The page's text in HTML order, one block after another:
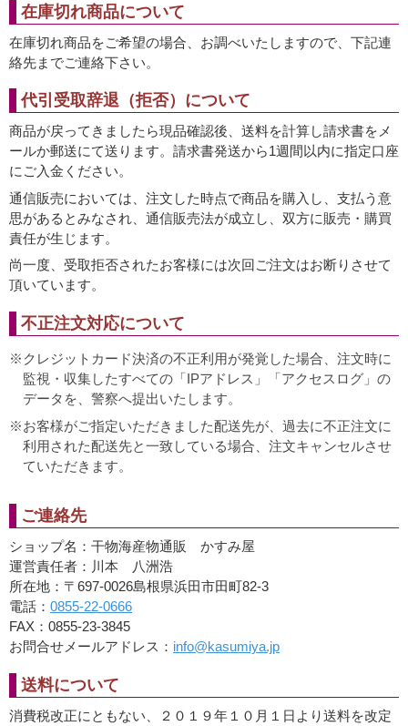
在庫切れ商品について
在庫切れ商品をご希望の場合、お調べいたしますので、下記連
絡先までご連絡下さい。
代引受取辞退（拒否）について
商品が戻ってきましたら現品確認後、送料を計算し請求書をメ
ールか郵送にて送ります。請求書発送から1週間以内に指定口座
にご入金ください。
通信販売においては、注文した時点で商品を購入し、支払う意
思があるとみなされ、通信販売法が成立し、双方に販売・購買
責任が生じます。
尚一度、受取拒否されたお客様には次回ご注文はお断りさせて
頂いています。
不正注文対応について
クレジットカード決済の不正利用が発覚した場合、注文時に
監視・収集したすべての「IPアドレス」「アクセスログ」の
データを、警察へ提出いたします。
お客様がご指定いただきました配送先が、過去に不正注文に
利用された配送先と一致している場合、注文キャンセルさせ
ていただきます。
ご連絡先
ショップ名：干物海産物通販 かすみ屋
運営責任者：川本 八洲浩
所在地：〒697-0026島根県浜田市田町82-3
電話： 0855-22-0666
FAX：0855-23-3845
お問合せメールアドレス： info@kasumiya.jp
送料について
消費税改正にともない、２０１９年１０月１日より送料を改定